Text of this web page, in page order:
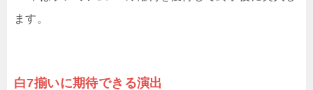
ます。
白7揃いに期待できる演出